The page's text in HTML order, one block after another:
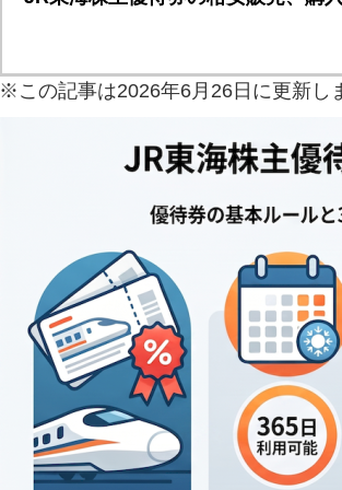
※この記事は2026年6月26日に更新し